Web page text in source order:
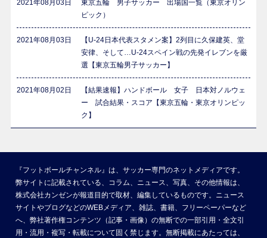
2021年08月03日
東京五輪 男子サッカー 出場国一覧（東京オリン
ピック）
2021年08月03日
【U-24日本代表スタメン案】2列目に久保建英、堂
安律、そして…U-24スペイン戦の先発イレブンを厳
選【東京五輪男子サッカー】
2021年08月02日
【結果速報】ハンドボール 女子 日本対ノルウェ
ー 試合結果・スコア【東京五輪・東京オリンピッ
ク】
『フットボールチャンネル』は、サッカー専門のネットメディアです。
弊サイトに記載されている、コラム、ニュース、写真、その他情報は、
株式会社カンゼンが報道目的で取材、編集しているものです。ニュース
サイトやブログなどのWEBメディア、雑誌、書籍、フリーペーパーなど
へ、弊社著作権コンテンツ（記事・画像）の無断での一部引用・全文引
用・流用・複写・転載について固く禁じます。無断掲載にあたっては、